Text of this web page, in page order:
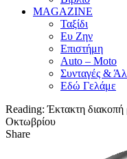
MAGAZINE
Ταξίδι
Ευ Ζην
Επιστήμη
Auto – Moto
Συνταγές &
Εδώ Γελάμε
Reading: Έκτακτη διακοπή
Οκτωβρίου
Share